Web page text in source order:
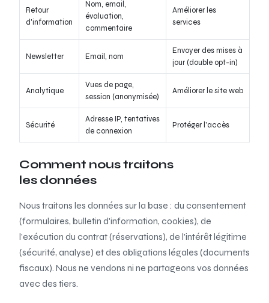
Retour
d'information
Nom, email,
évaluation,
commentaire
Améliorer les
services
Newsletter Email, nom
Envoyer des mises à
jour (double opt-in)
Analytique
Vues de page,
session (anonymisée)
Améliorer le site web
Sécurité
Adresse IP, tentatives
de connexion
Protéger l'accès
Comment nous traitons
les données
Nous traitons les données sur la base : du consentement
(formulaires, bulletin d'information, cookies), de
l'exécution du contrat (réservations), de l'intérêt légitime
(sécurité, analyse) et des obligations légales (documents
fiscaux). Nous ne vendons ni ne partageons vos données
avec des tiers.